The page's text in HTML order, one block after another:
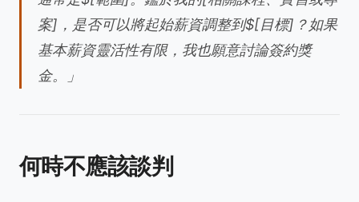
案]，是否可以將起始薪資調整到$[目標]？如果
基本薪資靈活性有限，我也願意討論簽約獎
金。」
何時不應該談判